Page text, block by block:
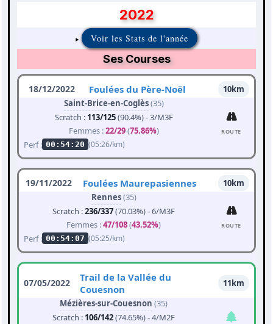
2022
Voir les Stats de l'année
Ses Courses
18/12/2022 Foulées du Père-Noël
10km
Saint-Brice-en-Coglès(35)
Scratch : 113/125(90.4%) - 3/M3F
Femmes :22/29(75.86%)
Perf : 00:54:20 (05:26/km)
ROUTE
19/11/2022 Foulées Maurepasiennes
10km
Rennes(35)
Scratch :236/337(70.03%) - 6/M3F
Femmes :47/108(43.52%)
Perf : 00:54:07 (05:25/km)
ROUTE
07/05/2022
Trail de la Vallée du
Couesnon
11km
Mézières-sur-Couesnon (35)
Scratch : 106/142(74.65%) - 4/M2F